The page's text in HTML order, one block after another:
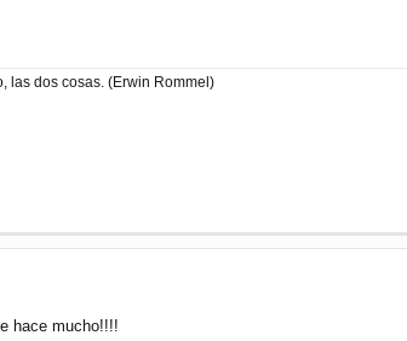
las dos cosas. (Erwin Rommel)
hace mucho!!!!